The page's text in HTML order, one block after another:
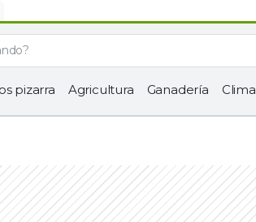
pizarra Agricultura Ganadería Clima